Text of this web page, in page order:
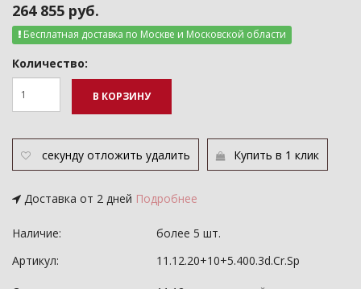
264 855 руб.
Бесплатная доставка по Москве и Московской области
Количество:
В КОРЗИНУ
секунду отложить удалить Купить в 1 клик
Доставка от 2 дней Подробнее
Наличие:
более 5 шт.
Артикул:
11.12.20+10+5.400.3d.Cr.Sp